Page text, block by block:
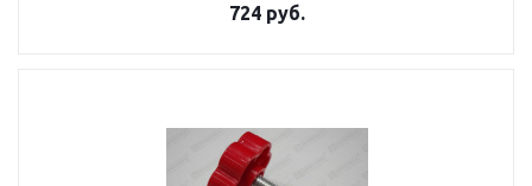
724 руб.